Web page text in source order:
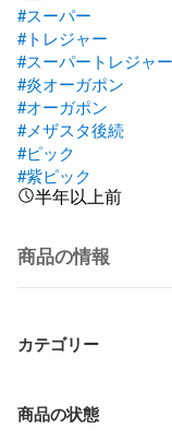
#スーパー
#トレジャー
#スーパートレジャー
#炎オーガポン
#オーガポン
#メザスタ後続
#ピック
#紫ピック
半年以上前
商品の情報
カテゴリー
商品の状態